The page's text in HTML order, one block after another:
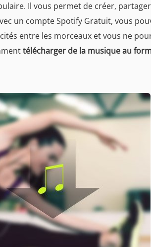
Il vous permet de créer,
un compte Spotify Gratuit, vous
entre les morceaux et vous ne
télécharger de la musique au